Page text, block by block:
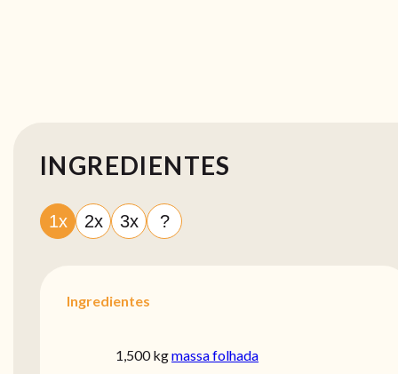
INGREDIENTES
1x 2x 3x ?
Ingredientes
1,500 kgmassa folhada